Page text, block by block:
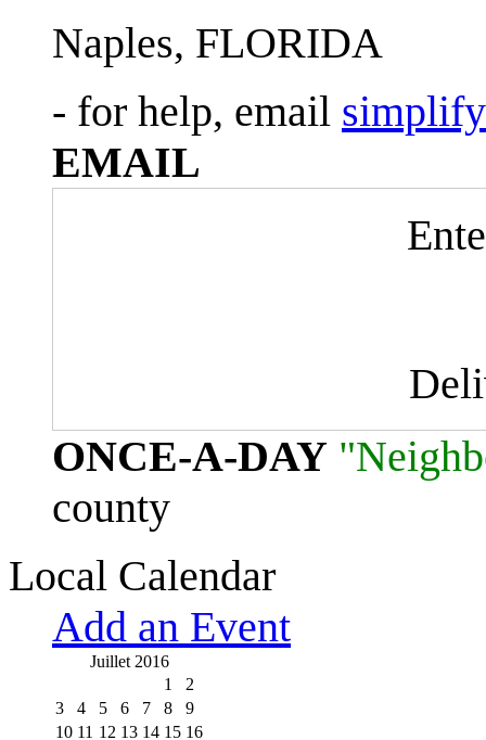
Naples, FLORIDA
- for help, email
EMAIL
ONCE-A-DAY
county
Local Calendar
Add an Event
Juillet 2016
1
2
3
4 5 6 7 8
9
10 11 12 13 14 15 16